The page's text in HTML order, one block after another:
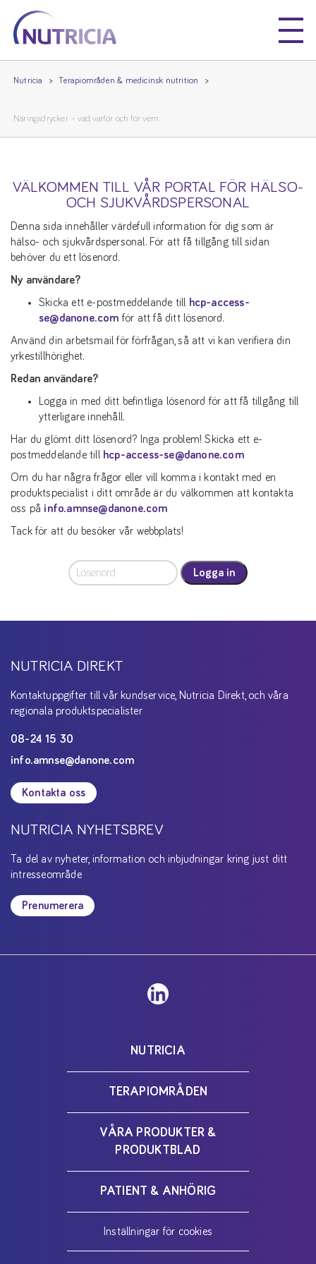
Nutricia
Nutricia
Nutricia Terapiområden & medicinsk nutrition
Näringsdrycker – vad, varför och för vem
VÄLKOMMEN TILL VÅR PORTAL FÖR HÄLSO-
OCH SJUKVÅRDSPERSONAL
Denna sida innehåller värdefull information för dig som är
hälso- och sjukvårdspersonal. För att få tillgång till sidan
behöver du ett lösenord.
Ny användare?
Skicka ett e-postmeddelande till
hcp-access-
se@danone.com för att få ditt lösenord.
Använd din arbetsmail för förfrågan, så att vi kan verifiera din
yrkestillhörighet.
Redan användare?
Logga in med ditt befintliga lösenord för att få tillgång till
ytterligare innehåll.
Har du glömt ditt lösenord? Inga problem! Skicka ett e-
postmeddelande till
hcp-access-se@danone.com
Om du har några frågor eller vill komma i kontakt med en
produktspecialist i ditt område är du välkommen att kontakta
oss på info.amnse@danone.com
Tack för att du besöker vår webbplats!
Logga in
NUTRICIA DIREKT
Kontaktuppgifter till vår kundservice, Nutricia Direkt, och våra
regionala produktspecialister
08-24 15 30
info.amnse@danone.com
Kontakta oss
NUTRICIA NYHETSBREV
Ta del av nyheter, information och inbjudningar kring just ditt
intresseområde
Prenumerera
NUTRICIA
TERAPIOMRÅDEN
VÅRA PRODUKTER &
PRODUKTBLAD
PATIENT & ANHÖRIG
Inställningar för cookies